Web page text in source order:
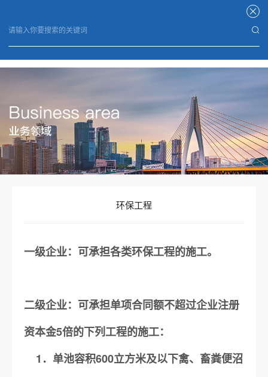
环保工程
一级企业：可承担各类环保工程的施工。
二级企业：可承担单项合同额不超过企业注册
资本金5倍的下列工程的施工：
1．单池容积600立方米及以下禽、畜粪便沼